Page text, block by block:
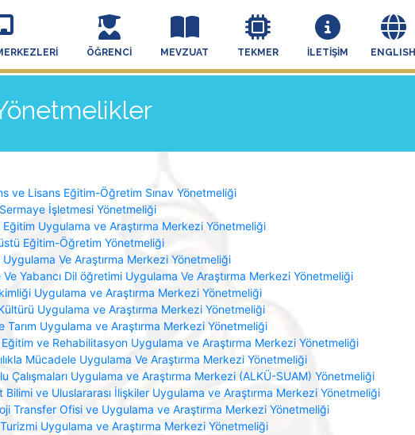
ÖĞRENCI MEVZUAT TEKMER İLETİŞİM ENGLISH
ve Lisans Eğitim-Öğretim Sınav Yönetmeliği
İşletmesi Yönetmeliği
Eğitim Uygulama ve Araştırma Merkezi Yönetmeliği
Eğitim-Öğretim Yönetmeliği
Ve Araştırma Merkezi Yönetmeliği
Yabancı Dil öğretimi Uygulama Ve Araştırma Merkezi Yönetmeliği
Uygulama ve Araştırma Merkezi Yönetmeliği
Uygulama ve Araştırma Merkezi Yönetmeliği
Tarım Uygulama ve Araştırma Merkezi Yönetmeliği
Eğitim ve Rehabilitasyon Uygulama ve Araştırma Merkezi Yönetmeliği
Mücadele Uygulama Ve Araştırma Merkezi Yönetmeliği
Çalışmaları Uygulama ve Araştırma Merkezi (ALKÜ-SUAM) Yönetmeliği
Bilimi ve Uluslararası İlişkiler Uygulama ve Araştırma Merkezi Yönetmeliği
Transfer Ofisi ve Uygulama ve Araştırma Merkezi Yönetmeliği
Uygulama ve Araştırma Merkezi Yönetmeliği